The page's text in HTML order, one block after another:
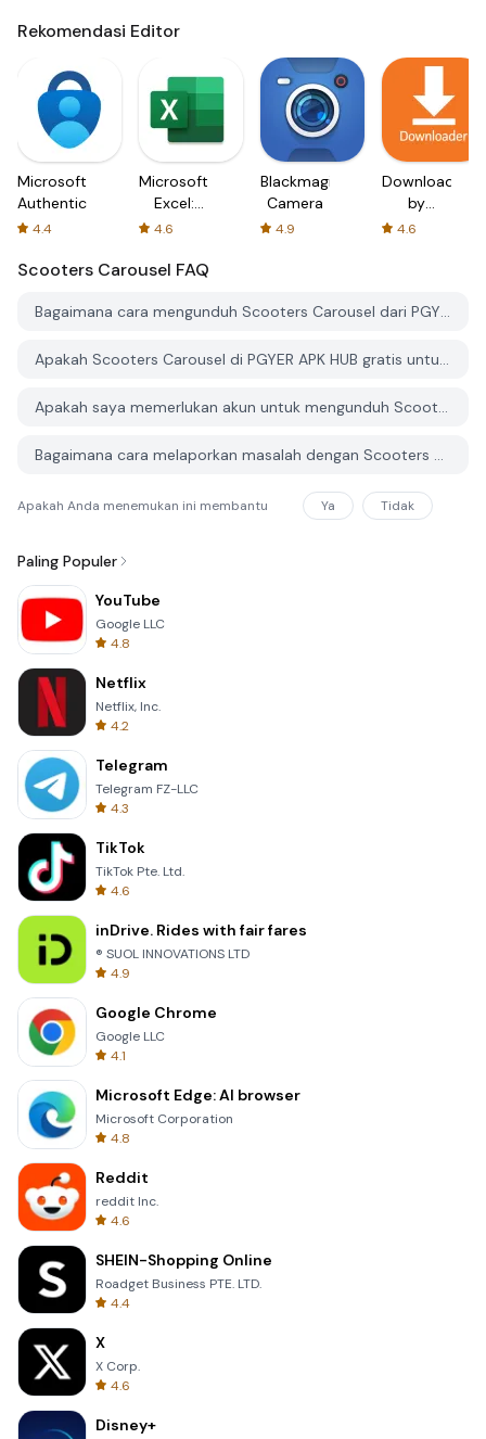
Rekomendasi Editor
Microsoft
Authenticator
4.4
Microsoft
Excel:
Spreadsheets
4.6
Blackmagic
Camera
4.9
Downloader
by
AFTVnews
4.6
Scooters Carousel FAQ
Bagaimana cara mengunduh Scooters Carousel dari PGYER APK HUB?
Apakah Scooters Carousel di PGYER APK HUB gratis untuk diunduh?
Apakah saya memerlukan akun untuk mengunduh Scooters Carousel dari PGYER APK HUB?
Bagaimana cara melaporkan masalah dengan Scooters Carousel di PGYER APK HUB?
Apakah Anda menemukan ini membantu Ya Tidak
Paling Populer
YouTube
Google LLC
4.8
Netflix
Netflix, Inc.
4.2
Telegram
Telegram FZ-LLC
4.3
TikTok
TikTok Pte. Ltd.
4.6
inDrive. Rides with fair fares
® SUOL INNOVATIONS LTD
4.9
Google Chrome
Google LLC
4.1
Microsoft Edge: AI browser
Microsoft Corporation
4.8
Reddit
reddit Inc.
4.6
SHEIN-Shopping Online
Roadget Business PTE. LTD.
4.4
X
X Corp.
4.6
Disney+